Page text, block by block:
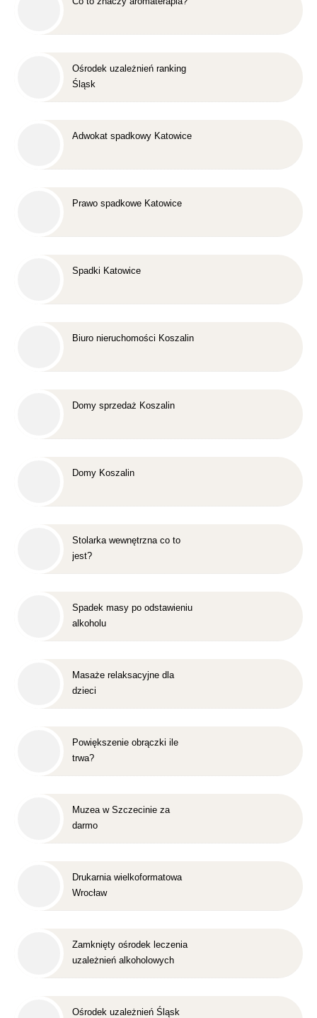
Ośrodek uzależnień ranking
Śląsk
Adwokat spadkowy Katowice
Prawo spadkowe Katowice
Spadki Katowice
Biuro nieruchomości Koszalin
Domy sprzedaż Koszalin
Domy Koszalin
Stolarka wewnętrzna co to
jest?
Spadek masy po odstawieniu
alkoholu
Masaże relaksacyjne dla
dzieci
Powiększenie obrączki ile
trwa?
Muzea w Szczecinie za
darmo
Drukarnia wielkoformatowa
Wrocław
Zamknięty ośrodek leczenia
uzależnień alkoholowych
Ośrodek uzależnień Śląsk